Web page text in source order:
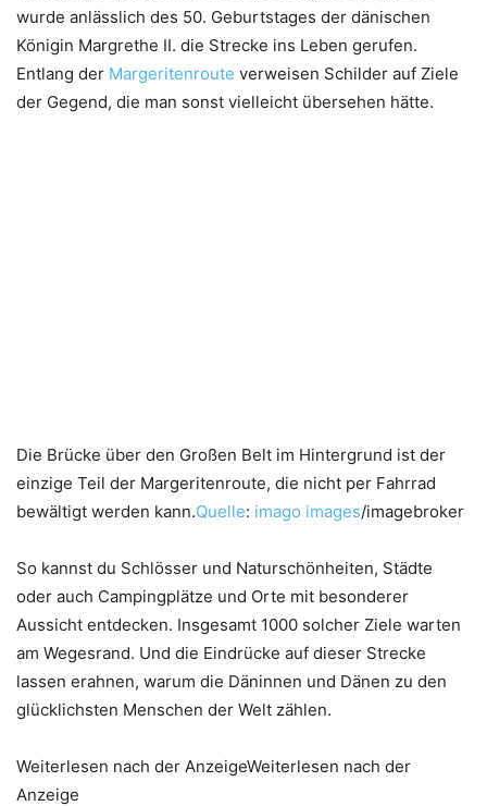
wurde anlässlich des 50. Geburtstages der dänischen
Königin Margrethe II. die Strecke ins Leben gerufen.
Entlang der Margeritenroute verweisen Schilder auf Ziele
der Gegend, die man sonst vielleicht übersehen hätte.
Die Brücke über den Großen Belt im Hintergrund ist der
einzige Teil der Margeritenroute, die nicht per Fahrrad
bewältigt werden kann.Quelle: imago images/imagebroker
So kannst du Schlösser und Naturschönheiten, Städte
oder auch Campingplätze und Orte mit besonderer
Aussicht entdecken. Insgesamt 1000 solcher Ziele warten
am Wegesrand. Und die Eindrücke auf dieser Strecke
lassen erahnen, warum die Däninnen und Dänen zu den
glücklichsten Menschen der Welt zählen.
Weiterlesen nach der AnzeigeWeiterlesen nach der
Anzeige